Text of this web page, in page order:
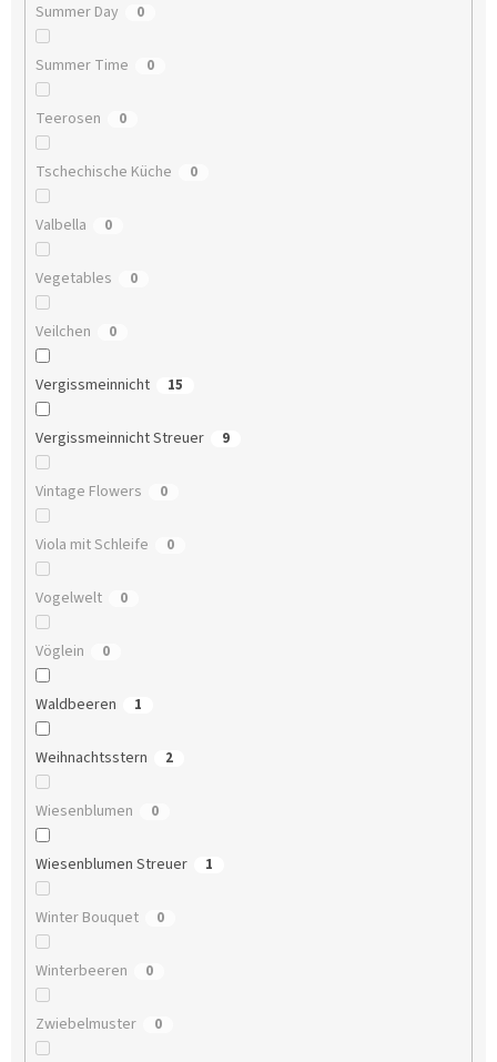
Summer Day 0
Summer Time 0
Teerosen 0
Tschechische Küche 0
Valbella 0
Vegetables 0
Veilchen 0
Vergissmeinnicht 15
Vergissmeinnicht Streuer 9
Vintage Flowers 0
Viola mit Schleife 0
Vogelwelt 0
Vöglein 0
Waldbeeren 1
Weihnachtsstern 2
Wiesenblumen 0
Wiesenblumen Streuer 1
Winter Bouquet 0
Winterbeeren 0
Zwiebelmuster 0